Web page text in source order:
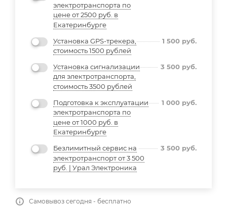
электротранспорта по
цене от 2500 руб. в
Екатеринбурге
Установка GPS-трекера,
стоимость 1500 рублей
1 500 руб.
Установка сигнализации
для электротранспорта,
стоимость 3500 рублей
3 500 руб.
Подготовка к эксплуатации
электротранспорта по
цене от 1000 руб. в
Екатеринбурге
1 000 руб.
Безлимитный сервис на
электротранспорт от 3 500
руб. | Урал Электроника
3 500 руб.
Самовывоз сегодня - бесплатно